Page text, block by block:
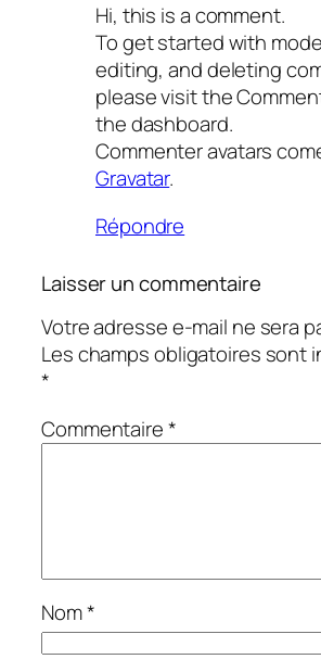
Hi, this is a comment.
To get started with
editing, and deleting
please visit the
the dashboard.
Commenter avatars
Gravatar.
Répondre
Laisser un commentaire
Votre adresse e-mail ne sera
Les champs obligatoires sont
*
Commentaire*
Nom*